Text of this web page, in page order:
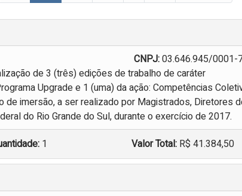
CNPJ:03.646.945/0001-
de 3 (três) edições de trabalho de caráter
Upgrade e 1 (uma) da ação: Competências
de imersão, a ser realizado por Magistrados, Diretores
do Rio Grande do Sul, durante o exercício de 2017.
1 Valor Total: R$ 41.384,50